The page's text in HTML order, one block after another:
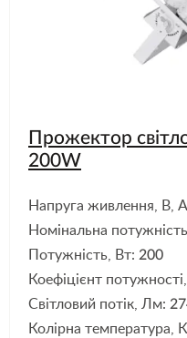
Прожектор
200W
Напруга живлення, В,
Номінальна
Потужність, Вт: 200
Коефіцієнт
Світловий потік, Лм:
Колірна температура,